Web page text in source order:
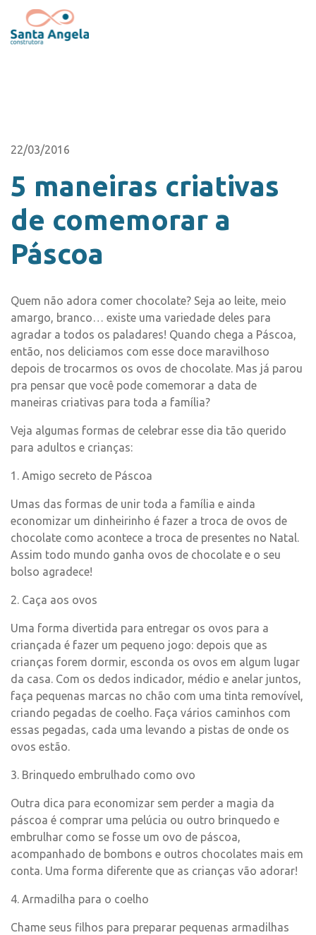
22/03/2016
5 maneiras criativas
de comemorar a
Páscoa
Quem não adora comer chocolate? Seja ao leite, meio
amargo, branco… existe uma variedade deles para
agradar a todos os paladares! Quando chega a Páscoa,
então, nos deliciamos com esse doce maravilhoso
depois de trocarmos os ovos de chocolate. Mas já parou
pra pensar que você pode comemorar a data de
maneiras criativas para toda a família?
Veja algumas formas de celebrar esse dia tão querido
para adultos e crianças:
1. Amigo secreto de Páscoa
Umas das formas de unir toda a família e ainda
economizar um dinheirinho é fazer a troca de ovos de
chocolate como acontece a troca de presentes no Natal.
Assim todo mundo ganha ovos de chocolate e o seu
bolso agradece!
2. Caça aos ovos
Uma forma divertida para entregar os ovos para a
criançada é fazer um pequeno jogo: depois que as
crianças forem dormir, esconda os ovos em algum lugar
da casa. Com os dedos indicador, médio e anelar juntos,
faça pequenas marcas no chão com uma tinta removível,
criando pegadas de coelho. Faça vários caminhos com
essas pegadas, cada uma levando a pistas de onde os
ovos estão.
3. Brinquedo embrulhado como ovo
Outra dica para economizar sem perder a magia da
páscoa é comprar uma pelúcia ou outro brinquedo e
embrulhar como se fosse um ovo de páscoa,
acompanhado de bombons e outros chocolates mais em
conta. Uma forma diferente que as crianças vão adorar!
4. Armadilha para o coelho
Chame seus filhos para preparar pequenas armadilhas